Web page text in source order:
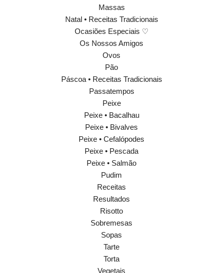
Massas
Natal • Receitas Tradicionais
Ocasiões Especiais ♡
Os Nossos Amigos
Ovos
Pão
Páscoa • Receitas Tradicionais
Passatempos
Peixe
Peixe • Bacalhau
Peixe • Bivalves
Peixe • Cefalópodes
Peixe • Pescada
Peixe • Salmão
Pudim
Receitas
Resultados
Risotto
Sobremesas
Sopas
Tarte
Torta
Vegetais